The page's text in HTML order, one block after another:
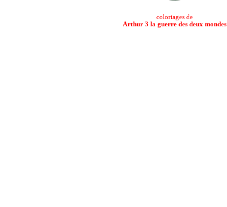
coloriages de
Arthur 3 la guerre des deux mondes